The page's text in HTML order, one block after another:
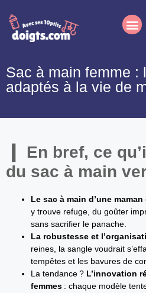
Sac à main femme :
adaptés à la vie de
En bref, ce
du sac à main
Le sac à main d’une
y trouve refuge, du goûter
sans sacrifier le panache.
La robustesse et
reines, la sangle voudrait
tempêtes et les bavures de
La tendance ? L’innovation
femmes : chaque modèle